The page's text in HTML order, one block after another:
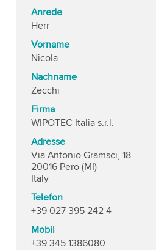
Anrede
Herr
Vorname
Nicola
Nachname
Zecchi
Firma
WIPOTEC Italia s.r.l.
Adresse
Via Antonio Gramsci, 18
20016 Pero (MI)
Italy
Telefon
+39 027 395 242 4
Mobil
+39 345 1386080